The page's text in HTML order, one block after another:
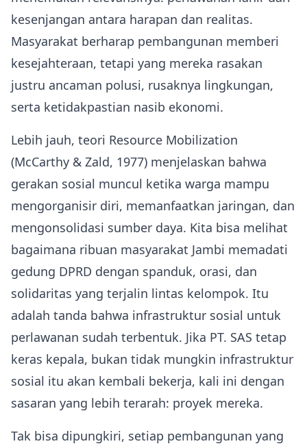
kesenjangan antara harapan dan realitas.
Masyarakat berharap pembangunan memberi
kesejahteraan, tetapi yang mereka rasakan
justru ancaman polusi, rusaknya lingkungan,
serta ketidakpastian nasib ekonomi.
Lebih jauh, teori Resource Mobilization
(McCarthy & Zald, 1977) menjelaskan bahwa
gerakan sosial muncul ketika warga mampu
mengorganisir diri, memanfaatkan jaringan, dan
mengonsolidasi sumber daya. Kita bisa melihat
bagaimana ribuan masyarakat Jambi memadati
gedung DPRD dengan spanduk, orasi, dan
solidaritas yang terjalin lintas kelompok. Itu
adalah tanda bahwa infrastruktur sosial untuk
perlawanan sudah terbentuk. Jika PT. SAS tetap
keras kepala, bukan tidak mungkin infrastruktur
sosial itu akan kembali bekerja, kali ini dengan
sasaran yang lebih terarah: proyek mereka.
Tak bisa dipungkiri, setiap pembangunan yang